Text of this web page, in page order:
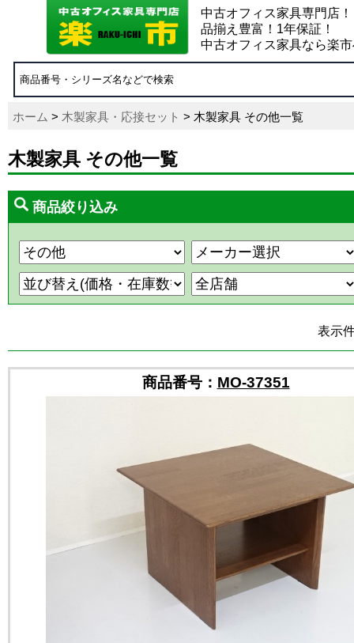
中古オフィス家具専門店！
品揃え豊富！1年保証！
中古オフィス家具なら楽
ホーム > 木製家具・応接セット > 木製家具 その他一覧
木製家具 その他一覧
商品絞り込み
表示
商品番号： MO-37351